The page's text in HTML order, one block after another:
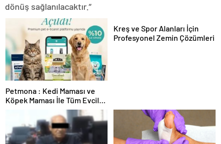
dönüş sağlanılacaktır.”
Petmona : Kedi Maması ve
Köpek Maması İle Tüm Evcil
Kreş ve Spor Alanları İçin
Profesyonel Zemin Çözümleri